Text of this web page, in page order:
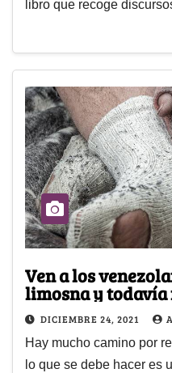
libro que recoge
Ven a los
limosna y todavía
DICIEMBRE 24, 2021
Hay mucho camino por
lo que se debe hacer es